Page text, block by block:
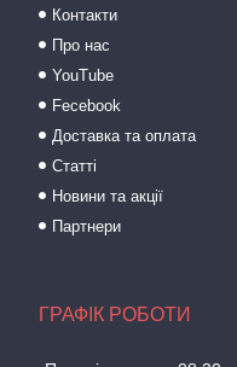
Контакти
Про нас
YouTube
Fecebook
Доставка та оплата
Статті
Новини та акції
Партнери
ГРАФІК РОБОТИ